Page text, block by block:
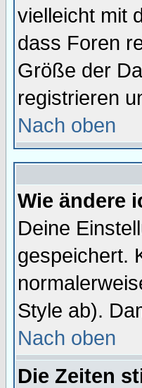
vielleicht mit
dass Foren
Größe der
registrieren
Nach oben
Wie ändere
Deine
gespeichert.
Style ab).
Nach oben
Die Zeiten